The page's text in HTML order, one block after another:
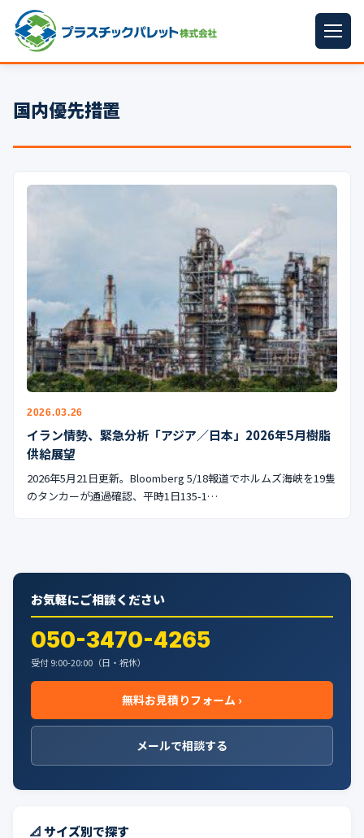
パレットサイズ
プラパレット ▼
コンテナ ▼
梱包資材
イラン情勢まとめ ▼
公式ブログ
会社案内
🇺🇸 🇹🇼 🇻🇳
国内優先措置
2026.03.26
イラン情勢、緊急分析「アジア／日本」2026年5月樹脂
供給展望
2026年5月21日更新。Bloomberg 5/18報道でホルムズ海峡を19隻
のタンカーが通過確認、平時1日135-1…
お気軽にご相談ください
050-3470-4265
受付 9:00-20:00（日・祝休）
無料お見積りフォーム ›
メールで相談する
📐 サイズ別で探す